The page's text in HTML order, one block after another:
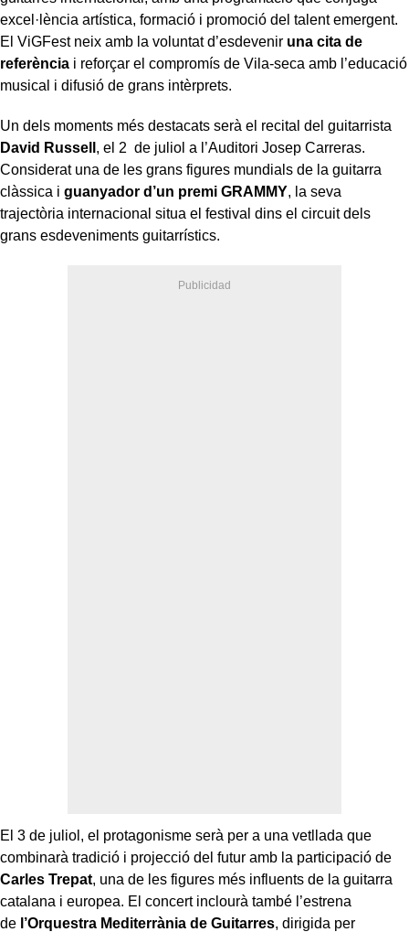
excel·lència artística, formació i promoció del talent emergent.
El ViGFest neix amb la voluntat d’esdevenir una cita de
referència i reforçar el compromís de Vila-seca amb l’educació
musical i difusió de grans intèrprets.
Un dels moments més destacats serà el recital del guitarrista
David Russell , el 2 de juliol a l’Auditori Josep Carreras.
Considerat una de les grans figures mundials de la guitarra
clàssica i guanyador d’un premi GRAMMY, la seva
trajectòria internacional situa el festival dins el circuit dels
grans esdeveniments guitarrístics.
El 3 de juliol, el protagonisme serà per a una vetllada que
combinarà tradició i projecció del futur amb la participació de
Carles Trepat, una de les figures més influents de la guitarra
catalana i europea. El concert inclourà també l’estrena
de l’Orquestra Mediterrània de Guitarres, dirigida per